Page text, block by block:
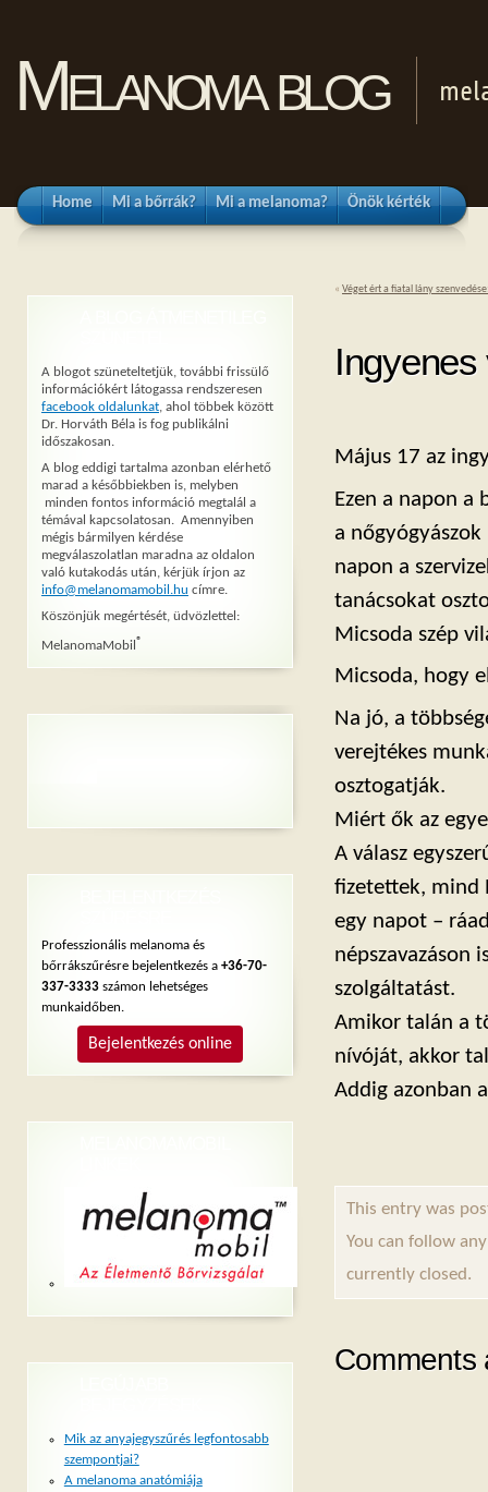
Melanoma blog
Home Mi a bőrrák? Mi a melanoma? Önök kérték
« Véget ért a fiatal lány
Május 17 az
Ezen a napon a
a
napon a
tanácsokat
Micsoda szép
Micsoda, hogy
Na jó, a
verejtékes
osztogatják.
Miért ők az
A válasz
fizetettek, mind
egy napot –
népszavazáson
szolgáltatást.
Amikor talán a
nívóját, akkor
Addig azonban
This entry was
You can follow
currently closed.
Comments
A blogot szüneteltetjük, további frissülő
információkért látogassa rendszeresen
facebook oldalunkat, ahol többek között
Dr. Horváth Béla is fog publikálni
időszakosan.
A blog eddigi tartalma azonban elérhető
marad a későbbiekben is, melyben
minden fontos információ megtalál a
témával kapcsolatosan. Amennyiben
mégis bármilyen kérdése
megválaszolatlan maradna az oldalon
való kutakodás után, kérjük írjon az
info@melanomamobil.hu címre.
Köszönjük megértését, üdvözlettel:
MelanomaMobil®
Professzionális melanoma és
bőrrákszűrésre bejelentkezés a +36-70-
337-3333 számon lehetséges
munkaidőben.
Bejelentkezés online
Mik az anyajegyszűrés legfontosabb
szempontjai?
A melanoma anatómiája